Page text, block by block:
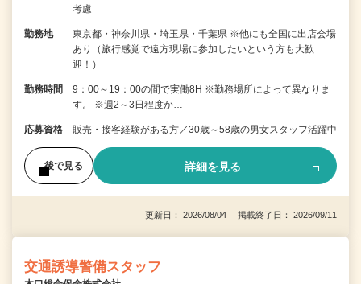
考慮
勤務地
東京都・神奈川県・埼玉県・千葉県 ※他にも全国に出店会場
あり（旅行感覚で遠方現場に参加したいという方も大歓
迎！）
勤務時間
9：00～19：00の間で実働8H ※勤務場所によって異なりま
す。 ※週2～3日程度か…
応募資格 販売・接客経験がある方／30歳～58歳の男女スタッフ活躍中
後で見る 詳細を見る
更新日： 2026/08/04 掲載終了日： 2026/09/11
交通誘導警備スタッフ